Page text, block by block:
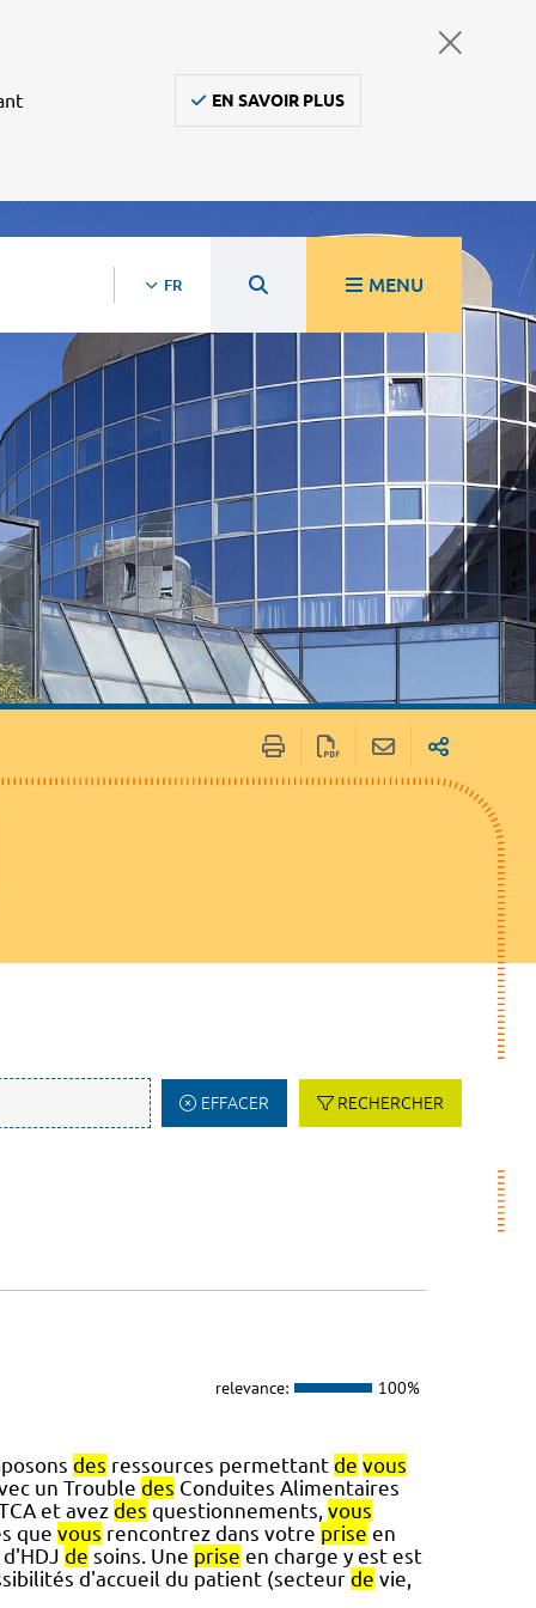
EN SAVOIR PLUS
FR MENU
EFFACER RECHERCHER
relevance: 100%
des ressources permettant de vous
un Trouble des Conduites Alimentaires
et avez des questionnements, vous
que vous rencontrez dans votre prise en
de soins. Une prise en charge y est est
d'accueil du patient (secteur de vie,